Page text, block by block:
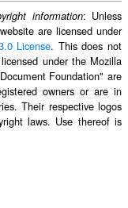
information: Unless
are licensed under
License. This does not
under the Mozilla
Foundation" are
owners or are in
Their respective logos
laws. Use thereof is